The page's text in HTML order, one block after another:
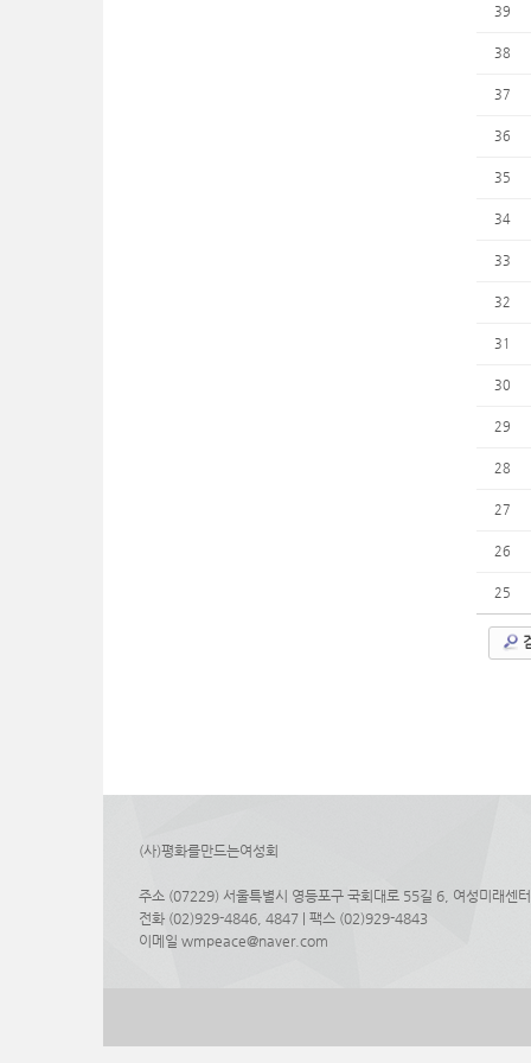
39
38
37
36
35
34
33
32
31
30
29
28
27
26
25
(사)평화를만드는여성회
주소 (07229) 서울특별시 영등포구 국회대로 55길 6, 여성미래센
전화 (02)929-4846, 4847 | 팩스 (02)929-4843
이메일 wmpeace@naver.com